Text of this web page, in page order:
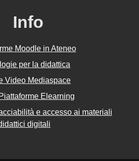
Info
Moodle in Ateneo
per la didattica
Video Mediaspace
Elearning
e accesso ai materiali
digitali